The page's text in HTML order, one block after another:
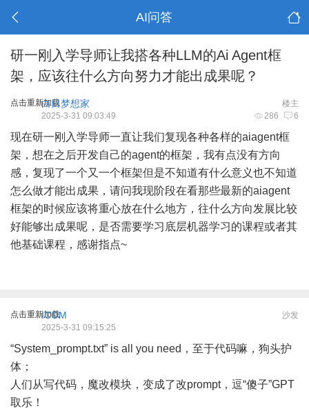
AI问答
研一刚入学导师让我搭各种LLM的Ai Agent框
架，应该往什么方向努力才能出成果呢？
点击重新加载 楼主
白日梦想家
286 6
2025-3-31 09:03:49
现在研一刚入学导师一直让我们复现各种各样的aiagent框
架，想在之后开发自己的agent的框架，我有点没有方向
感，复现了一个又一个框架但是不知道有什么意义也不知道
怎么做才能出成果，请问我现阶段在看那些最新的aiagent
框架的时候应该将重心放在什么地方，往什么方向发展比较
好能够出成果呢，是否需要学习底层机器学习的课程或者其
他基础课程，感谢指点~
点击重新加载 沙发
ICOM
2025-3-31 09:15:25
“System_prompt.txt” is all you need，至于代码嘛，狗头护
体；
人们从写代码，魔改模块，变成了改prompt，逗“傻子”GPT
取乐！